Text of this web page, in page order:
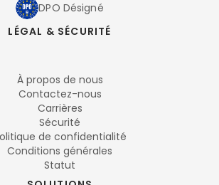
DPO Désigné
LÉGAL & SÉCURITÉ
À propos de nous
Contactez-nous
Carrières
Sécurité
de confidentialité
Conditions générales
Statut